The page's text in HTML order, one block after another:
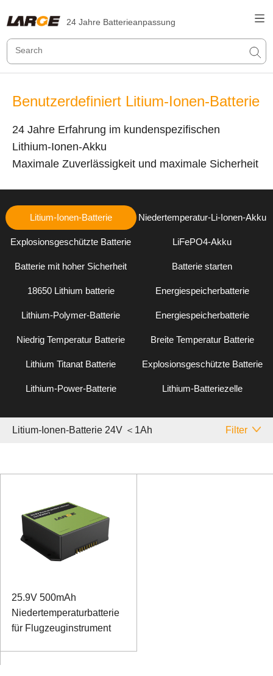
24 Jahre Batterieanpassung
Benutzerdefiniert Litium-Ionen-Batterie
24 Jahre Erfahrung im kundenspezifischen
Lithium-Ionen-Akku
Maximale Zuverlässigkeit und maximale Sicherheit
Litium-Ionen-Batterie Niedertemperatur-Li-Ionen-Akku
Explosionsgeschützte Batterie LiFePO4-Akku
Batterie mit hoher Sicherheit Batterie starten
18650 Lithium batterie Energiespeicherbatterie
Lithium-Polymer-Batterie Energiespeicherbatterie
Niedrig Temperatur Batterie Breite Temperatur Batterie
Lithium Titanat Batterie Explosionsgeschützte Batterie
Lithium-Power-Batterie Lithium-Batteriezelle
Litium-Ionen-Batterie 24V ＜1Ah Filter
25.9V 500mAh
Niedertemperaturbatterie
für Flugzeuginstrument